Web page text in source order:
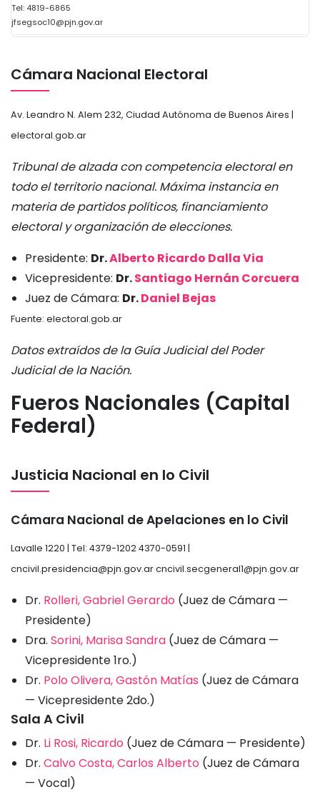
Tel: 4819-6865
jfsegsoc10@pjn.gov.ar
Cámara Nacional Electoral
Av. Leandro N. Alem 232, Ciudad Autónoma de Buenos Aires |
electoral.gob.ar
Tribunal de alzada con competencia electoral en
todo el territorio nacional. Máxima instancia en
materia de partidos políticos, financiamiento
electoral y organización de elecciones.
Presidente: Dr.Alberto Ricardo Dalla Via
Vicepresidente: Dr.Santiago Hernán Corcuera
Juez de Cámara: Dr.Daniel Bejas
Fuente: electoral.gob.ar
Datos extraídos de la Guía Judicial del Poder
Judicial de la Nación.
Fueros Nacionales (Capital
Federal)
Justicia Nacional en lo Civil
Cámara Nacional de Apelaciones en lo Civil
Lavalle 1220 | Tel: 4379-1202 4370-0591 |
cncivil.presidencia@pjn.gov.arcncivil.secgeneral1@pjn.gov.ar
Dr. Rolleri, Gabriel Gerardo (Juez de Cámara —
Presidente)
Dra. Sorini, Marisa Sandra (Juez de Cámara —
Vicepresidente 1ro.)
Dr. Polo Olivera, Gastón Matías (Juez de Cámara
— Vicepresidente 2do.)
Sala A Civil
Dr. Li Rosi, Ricardo (Juez de Cámara — Presidente)
Dr. Calvo Costa, Carlos Alberto (Juez de Cámara
— Vocal)